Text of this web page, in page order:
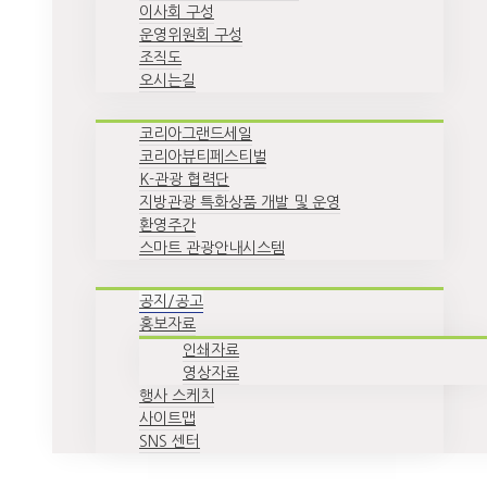
이사회 구성
운영위원회 구성
조직도
오시는길
코리아그랜드세일
코리아뷰티페스티벌
K-관광 협력단
지방관광 특화상품 개발 및 운영
환영주간
스마트 관광안내시스템
공지/공고
홍보자료
인쇄자료
영상자료
행사 스케치
사이트맵
SNS 센터